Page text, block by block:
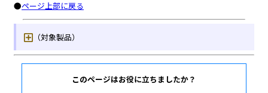
このページはお役に立ちましたか？